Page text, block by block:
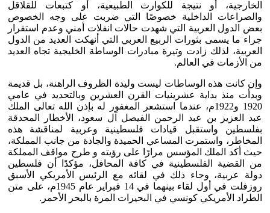
الخارجية، أو نتيجة للكوارث الطبيعية، أو كتبعات للقلاقل
والصراعات الداخلية خصوصًا التي ضربت على وجه الخصوص
بعض الدول العربية التي شهدت حالات انفلات أمني وعدم استقرار
جراء ما يسمى بثورات الربيع العربي التي أنهكت العديد من الدول
العربية، لذلك زادت وتيرة مبادرات الوساطة الخليجية تجاه العديد
من الأزمات في العالم.
وإن كانت هذه الوساطات ليست وليدة الظروف الراهنة، بل قديمة
وبدأت منذ بداية عشرينيات القرن العشرين وبالتحديد في عامي
1920 و1922م، عندما استشعر المغفور له بإذن الله تعالى الملك
عبد العزيز بن عبد الرحمن الفيصل آل سعود، الأخطار المحدقة
بفلسطين واستقبل قيادات فلسطينية وعربية لمناقشة هذه
المخاطر، واستمرت المساعي الحميدة والجادة من جانب المملكة،
حيث أكد الملك المؤسس مرارًا على رؤيته و طرح مواقف المملكة
من القضية الفلسطينية في كافة المحافل، مؤكدًا أن فلسطين
دولة عربية، وجاء ذلك في لقائه مع الرئيس الأمريكي الأسبق
روزفلت في أول لقاء بينهما في 14 فبراير عام 1945م، على متن
الطراد الأمريكي كونسي في البحيرات المرة بالبحر الأحمر.